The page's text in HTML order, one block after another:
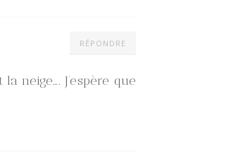
RÉPONDRE
neige…. J’espère que